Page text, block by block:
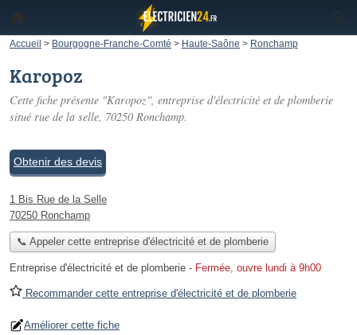
Accueil > Bourgogne-Franche-Comté > Haute-Saône > Ronchamp
Karopoz
Cette fiche présente "Karopoz", entreprise d'électricité et de plomberie
situé rue de la selle, 70250 Ronchamp.
Obtenir des devis
1 Bis Rue de la Selle
70250 Ronchamp
📞 Appeler cette entreprise d'électricité et de plomberie
Entreprise d'électricité et de plomberie - Fermée, ouvre lundi à 9h00
Recommander cette entreprise d'électricité et de plomberie
Améliorer cette fiche